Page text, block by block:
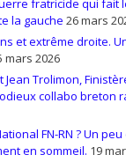
fratricide qui fait
la gauche 26 mars
et extrême droite.
mars 2026
Jean Trolimon,
collabo breton
FN-RN ? Un peu
en sommeil. 19